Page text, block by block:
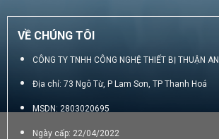
VỀ CHÚNG TÔI
CÔNG TY TNHH CÔNG NGHỆ THIẾT BỊ THUẬN AN
Địa chỉ: 73 Ngô Từ, P Lam Sơn, TP Thanh Hoá
MSDN: 2803020695
Ngày cấp: 22/04/2022